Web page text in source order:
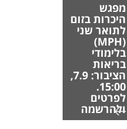
מפגש
היכרות בזום
לתואר שני
(MPH)
בלימודי
בריאות
הציבור: 7.9,
15:00.
לפרטים
ולהרשמה